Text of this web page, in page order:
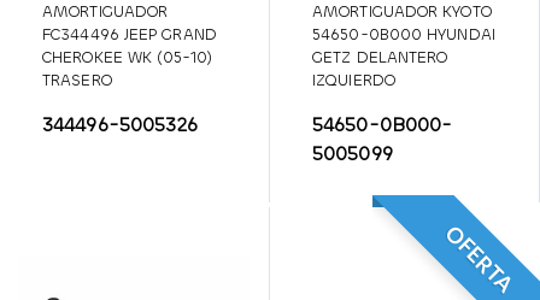
AMORTIGUADOR
FC344496 JEEP GRAND
CHEROKEE WK (05-10)
TRASERO
344496-5005326
AMORTIGUADOR KYOTO
54650-0B000 HYUNDAI
GETZ DELANTERO
IZQUIERDO
54650-0B000-
5005099
OFERTA